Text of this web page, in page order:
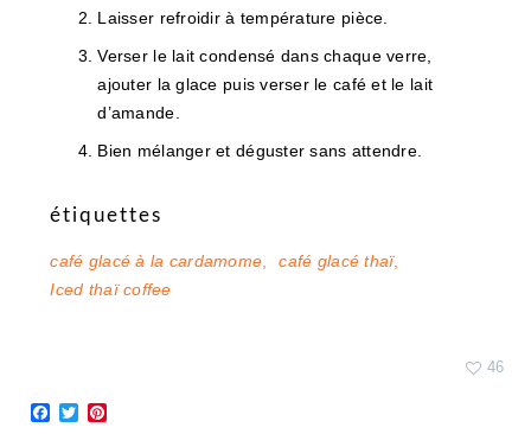
Laisser refroidir à température pièce.
Verser le lait condensé dans chaque verre,
ajouter la glace puis verser le café et le lait
d’amande.
Bien mélanger et déguster sans attendre.
étiquettes
café glacé à la cardamome, café glacé thaï,
Iced thaï coffee
46
Facebook
Twitter